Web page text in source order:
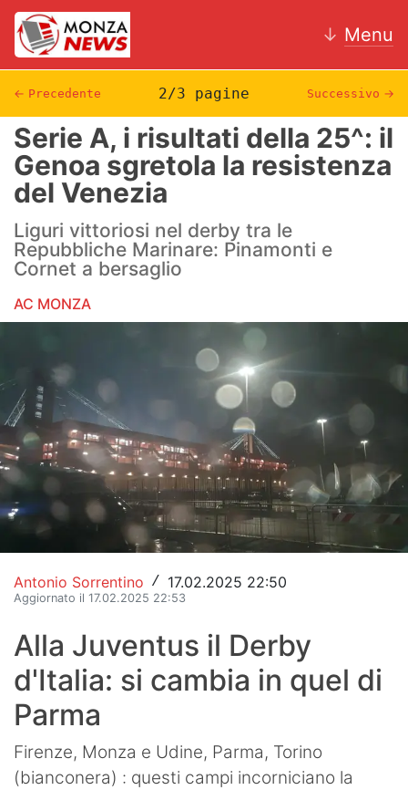
↓ Menu
News
AC Monza
Calcio
Motori
Volley
Altri sport
Hockey
Pallanuoto
Pallamano
Altre
News
Turismo
Eventi
← Precedente 2/3 pagine Successivo →
Serie A, i risultati della 25^: il
Genoa sgretola la resistenza
del Venezia
Liguri vittoriosi nel derby tra le
Repubbliche Marinare: Pinamonti e
Cornet a bersaglio
AC MONZA
Antonio Sorrentino / 17.02.2025 22:50
Aggiornato il 17.02.2025 22:53
Alla Juventus il Derby
d'Italia: si cambia in quel di
Parma
Firenze, Monza e Udine, Parma, Torino
(bianconera) : questi campi incorniciano la